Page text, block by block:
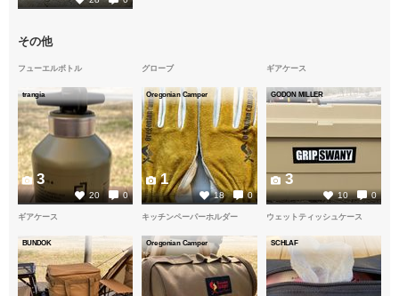
その他
フューエルボトル
trangia
20 0
3
グローブ
Oregonian Camper
18 0
1
ギアケース
GODON MILLER
10 0
3
ギアケース
BUNDOK
キッチンペーパーホルダー
Oregonian Camper
ウェットティッシュケース
SCHLAF